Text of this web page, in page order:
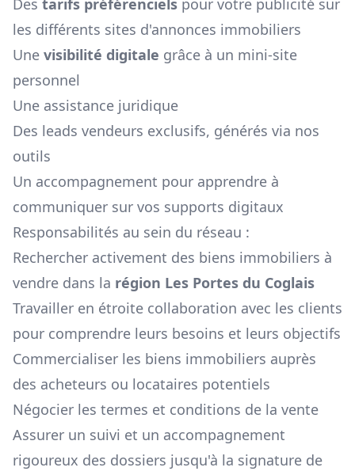
Des tarifs préférenciels pour votre publicité sur
les différents sites d'annonces immobiliers
Une visibilité digitale grâce à un mini-site
personnel
Une assistance juridique
Des leads vendeurs exclusifs, générés via nos
outils
Un accompagnement pour apprendre à
communiquer sur vos supports digitaux
Responsabilités au sein du réseau :
Rechercher activement des biens immobiliers à
vendre dans la région Les Portes du Coglais
Travailler en étroite collaboration avec les clients
pour comprendre leurs besoins et leurs objectifs
Commercialiser les biens immobiliers auprès
des acheteurs ou locataires potentiels
Négocier les termes et conditions de la vente
Assurer un suivi et un accompagnement
rigoureux des dossiers jusqu'à la signature de